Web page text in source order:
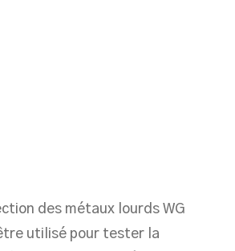
des métaux lourds WG
utilisé pour tester la